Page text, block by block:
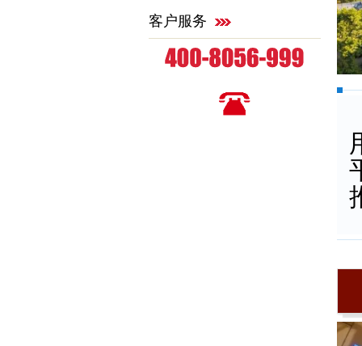
客户服务